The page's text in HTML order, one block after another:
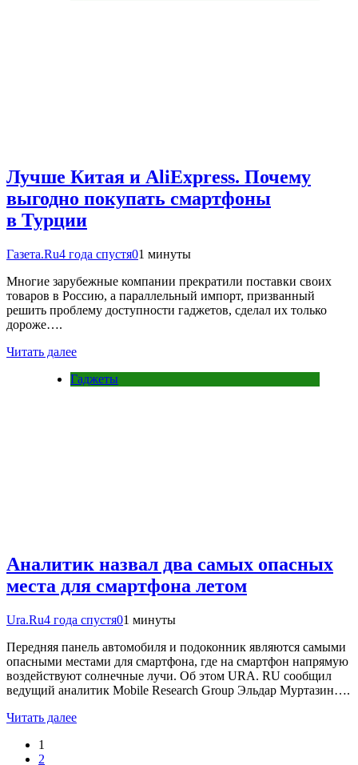
Лучше Китая и AliExpress. Почему
выгодно покупать смартфоны
в Турции
Газета.Ru4 года спустя01 минуты
Многие зарубежные компании прекратили поставки своих
товаров в Россию, а параллельный импорт, призванный
решить проблему доступности гаджетов, сделал их только
дороже….
Читать далее
Гаджеты
Аналитик назвал два самых опасных
места для смартфона летом
Ura.Ru4 года спустя01 минуты
Передняя панель автомобиля и подоконник являются самыми
опасными местами для смартфона, где на смартфон напрямую
воздействуют солнечные лучи. Об этом URA. RU сообщил
ведущий аналитик Mobile Research Group Эльдар Муртазин….
Читать далее
1
2